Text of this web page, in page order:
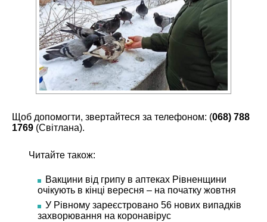
Щоб допомогти, звертайтеся за телефоном: (068) 788
1769 (Світлана).
Читайте також:
Вакцини від грипу в аптеках Рівненщини
очікують в кінці вересня – на початку жовтня
У Рівному зареєстровано 56 нових випадків
захворювання на коронавірус